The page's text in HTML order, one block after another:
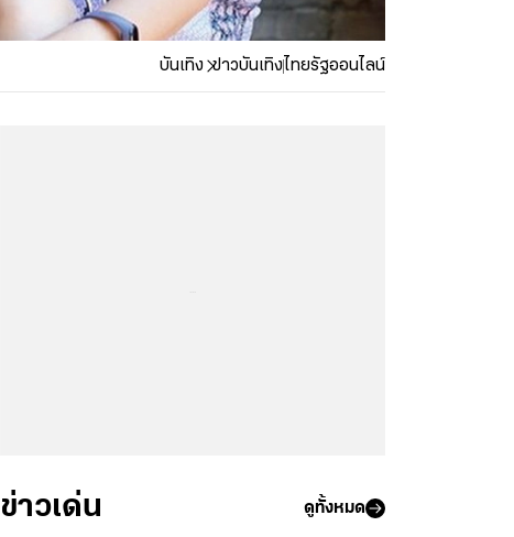
บันเทิง ข่าวบันเทิงไทยรัฐออนไลน์
ข่าวเด่น ดูทั้งหมด